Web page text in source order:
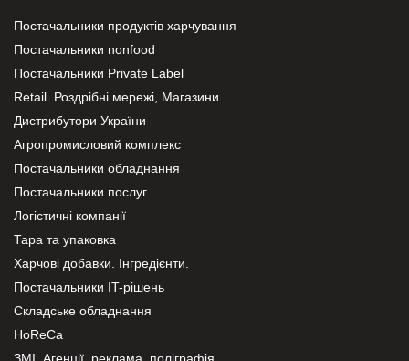
Постачальники продуктів харчування
Постачальники nonfood
Постачальники Private Label
Retail. Роздрібні мережі, Магазини
Дистрибутори України
Агропромисловий комплекс
Постачальники обладнання
Постачальники послуг
Логістичні компанії
Тара та упаковка
Харчові добавки. Інгредієнти.
Постачальники IT-рішень
Складське обладнання
HoReCa